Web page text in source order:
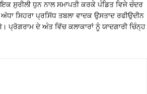
ਇਕ ਸੁਰੀਲੀ ਧੁਨ ਨਾਲ ਸਮਾਪਤੀ ਕਰਕੇ ਪੰਡਿਤ ਵਿਜੇ ਚੰਦਰ
ਸਿਹਰਾ ਪ੍ਰਸਿੱਧ ਤਬਲਾ ਵਾਦਕ ਉਸਤਾਦ ਰਫੀਉਦੀਨ
ਪ੍ਰੋਗਰਾਮ ਦੇ ਅੰਤ ਵਿੱਚ ਕਲਾਕਾਰਾਂ ਨੂੰ ਯਾਦਗਾਰੀ ਚਿੰਨ੍ਹ